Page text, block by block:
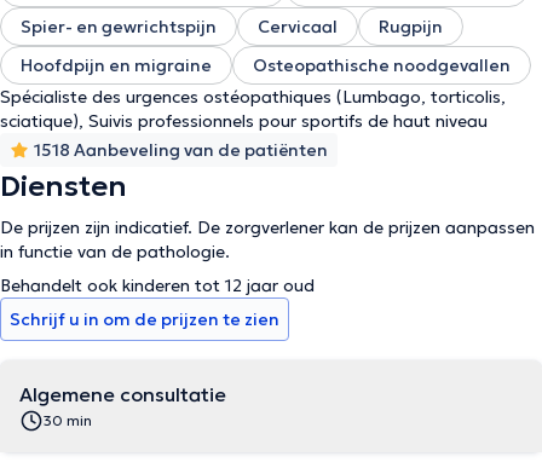
Spier- en gewrichtspijn
Cervicaal
Rugpijn
Hoofdpijn en migraine
Osteopathische noodgevallen
Spécialiste des urgences ostéopathiques (Lumbago, torticolis,
sciatique), Suivis professionnels pour sportifs de haut niveau
1518 Aanbeveling van de patiënten
Diensten
De prijzen zijn indicatief. De zorgverlener kan de prijzen aanpassen
in functie van de pathologie.
Behandelt ook kinderen tot 12 jaar oud
Schrijf u in om de prijzen te zien
Algemene consultatie
30 min